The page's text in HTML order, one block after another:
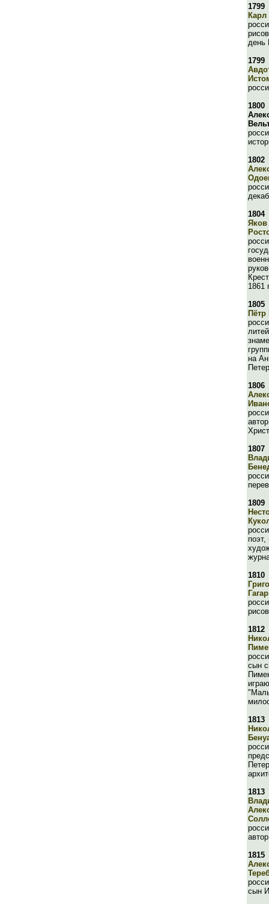
1799
день
1799
1800
1802
1804
Яков
1861
1805
на
1806
1807
1809
поэт,
1810
1812
сын
1813
1813
1815
сын